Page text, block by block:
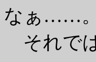
なぁ……。
それでは